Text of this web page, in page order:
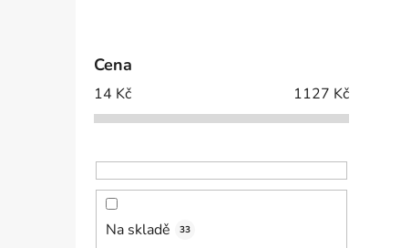
Cena
14 Kč 1127 Kč
Na skladě 33